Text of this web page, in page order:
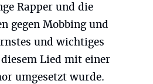
Rapper und die
gegen Mobbing und
und wichtiges
Lied mit einer
umgesetzt wurde.